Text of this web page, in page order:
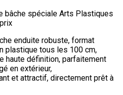
bâche spéciale Arts Plastiques
enduite robuste, format
plastique tous les 100 cm,
haute définition, parfaitement
en extérieur,
et attractif, directement prêt à